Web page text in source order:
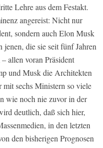
Lehre aus dem Festakt.
angereist: Nicht nur
sondern auch Elon Musk
jenen, die sie seit fünf Jahren
allen voran Präsident
und Musk die Architekten
mit sechs Ministern so viele
wie noch nie zuvor in der
deutlich, daß sich hier,
in den letzten
den bisherigen Prognosen